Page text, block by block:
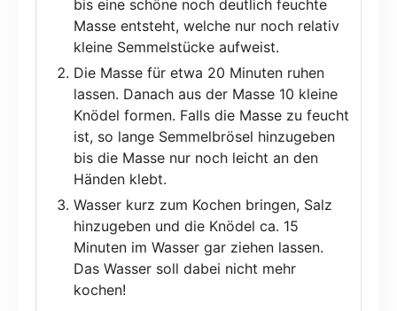
bis eine schöne noch deutlich feuchte
Masse entsteht, welche nur noch relativ
kleine Semmelstücke aufweist.
Die Masse für etwa 20 Minuten ruhen
lassen. Danach aus der Masse 10 kleine
Knödel formen. Falls die Masse zu feucht
ist, so lange Semmelbrösel hinzugeben
bis die Masse nur noch leicht an den
Händen klebt.
Wasser kurz zum Kochen bringen, Salz
hinzugeben und die Knödel ca. 15
Minuten im Wasser gar ziehen lassen.
Das Wasser soll dabei nicht mehr
kochen!